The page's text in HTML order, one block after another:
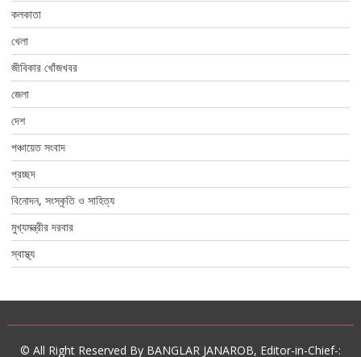
কলকাতা
খেলা
জীবিকার খোঁজখবর
জেলা
দেশ
পঞ্চায়েত সংবাদ
প্রচ্ছদ
বিনোদন, সংস্কৃতি ও সাহিত্য
মুখ্যমন্ত্রীর দরবার
স্বাস্থ্য
© All Right Reserved By BANGLAR JANAROB, Editor-in-Chief-: